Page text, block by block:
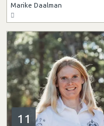
Marike Daalman
11